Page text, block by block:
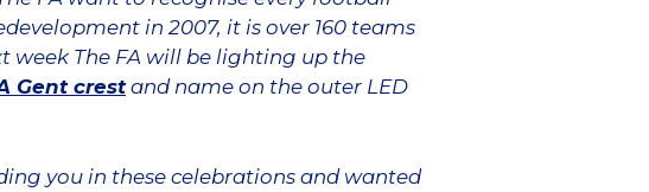
in 2007, it is over 160 teams
The FA will be lighting up the
Gent crestand name on the outer LED
you in these celebrations and wanted